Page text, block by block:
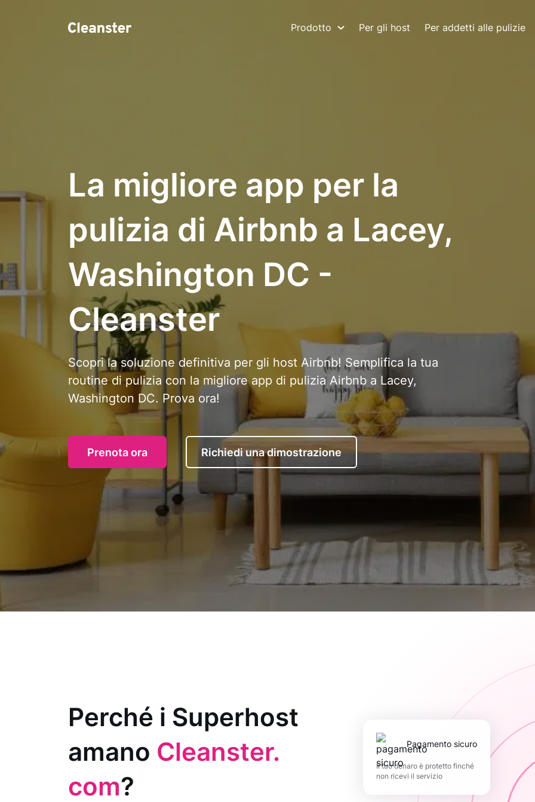
Prodotto Per gli host Per addetti alle pulizie
La migliore app per la
pulizia di Airbnb a Lacey,
Washington DC -
Cleanster
Scopri la soluzione definitiva per gli host Airbnb! Semplifica la tua
routine di pulizia con la migliore app di pulizia Airbnb a Lacey,
Washington DC. Prova ora!
Prenota ora Richiedi una dimostrazione
Perché i Superhost
amano Cleanster.
com?
pagamento sicuro
Il tuo denaro è protetto finché
non ricevi il servizio